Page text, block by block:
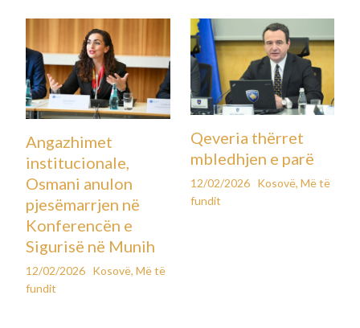
Angazhimet
institucionale,
Osmani anulon
pjesëmarrjen në
Konferencën e
Sigurisë në Munih
12/02/2026 Kosovë,Më të
fundit
Qeveria thërret
mbledhjen e parë
12/02/2026 Kosovë, Më të
fundit